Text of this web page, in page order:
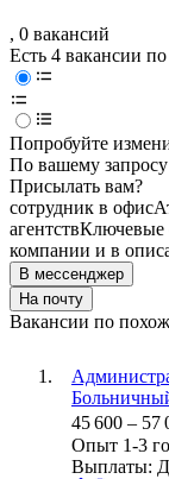
, 0 вакансий
Есть 4 вакансии
Попробуйте
По вашему запросу
Присылать вам?
сотрудник в офис
агентствКлючевые
компании и в
В мессенджер
На почту
Вакансии по
45 600 – 57
Опыт 1-3
Выплаты: